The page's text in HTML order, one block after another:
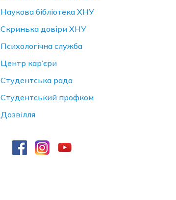
Наукова бібліотека ХНУ
Скринька довiри ХНУ
Психологічна служба
Центр кар’єри
Студентська рада
Студентський профком
Дозвілля